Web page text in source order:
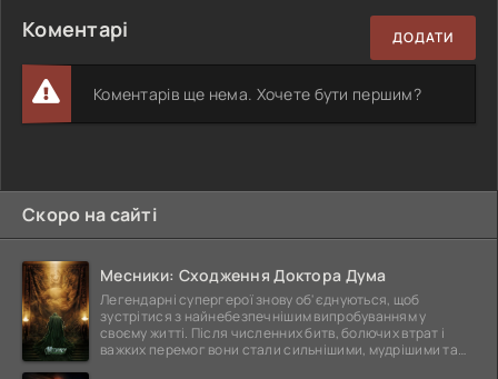
Коментарі ДОДАТИ
Коментарів ще нема. Хочете бути першим?
Скоро на сайті
Месники: Сходження Доктора Дума
Легендарні супергерої знову об'єднуються, щоб
зустрітися з найнебезпечнішим випробуванням у
своєму житті. Після численних битв, болючих втрат і
важких перемог вони стали сильнішими, мудрішими та